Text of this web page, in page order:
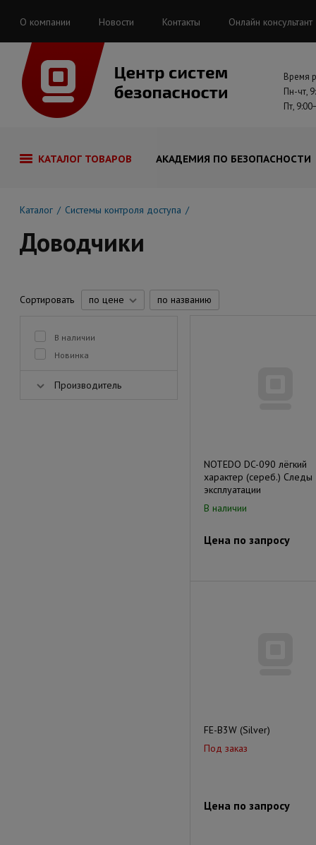
О компании Новости Контакты Онлайн консультант
Время
Пн-чт,
Пт,
КАТАЛОГ ТОВАРОВ АКАДЕМИЯ ПО БЕЗОПАСНОСТИ
Каталог Системы контроля доступа
Доводчики
Сортировать по цене по названию
В наличии
Новинка
Производитель
NOTEDO DC-090 лёгкий
характер (сереб.) Следы
эксплуатации
В наличии
Цена по запросу
FE-B3W (Silver)
Под заказ
Цена по запросу